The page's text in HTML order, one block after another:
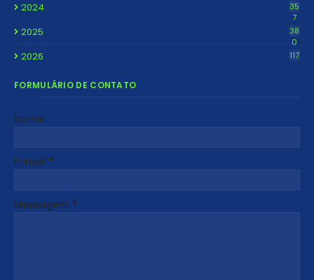
2024
35
7
2025
38
0
2026 117
FORMULÁRIO DE CONTATO
Nome
E-mail *
Mensagem *